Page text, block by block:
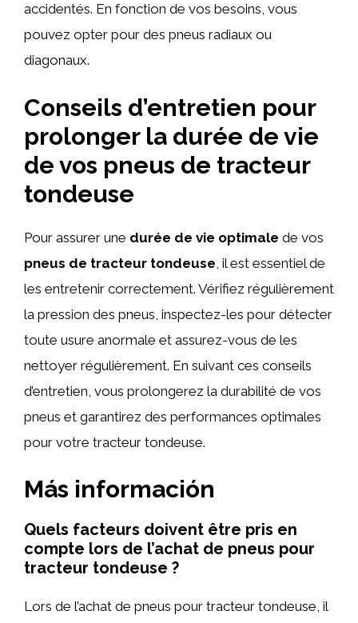
accidentés. En fonction de vos besoins, vous
pouvez opter pour des pneus radiaux ou
diagonaux.
Conseils d’entretien pour
prolonger la durée de vie
de vos pneus de tracteur
tondeuse
Pour assurer une durée de vie optimale de vos
pneus de tracteur tondeuse , il est essentiel de
les entretenir correctement. Vérifiez régulièrement
la pression des pneus, inspectez-les pour détecter
toute usure anormale et assurez-vous de les
nettoyer régulièrement. En suivant ces conseils
d’entretien, vous prolongerez la durabilité de vos
pneus et garantirez des performances optimales
pour votre tracteur tondeuse.
Más información
Quels facteurs doivent être pris en
compte lors de l’achat de pneus pour
tracteur tondeuse ?
Lors de l’achat de pneus pour tracteur tondeuse, il